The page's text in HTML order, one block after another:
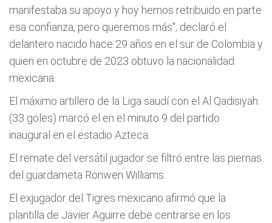
manifestaba su apoyo y hoy hemos retribuido en parte
esa confianza, pero queremos más", declaró el
delantero nacido hace 29 años en el sur de Colombia y
quien en octubre de 2023 obtuvo la nacionalidad
mexicana.
El máximo artillero de la Liga saudí con el Al Qadisiyah
(33 goles) marcó el en el minuto 9 del partido
inaugural en el estadio Azteca.
El remate del versátil jugador se filtró entre las piernas
del guardameta Ronwen Williams.
El exjugador del Tigres mexicano afirmó que la
plantilla de Javier Aguirre debe centrarse en los